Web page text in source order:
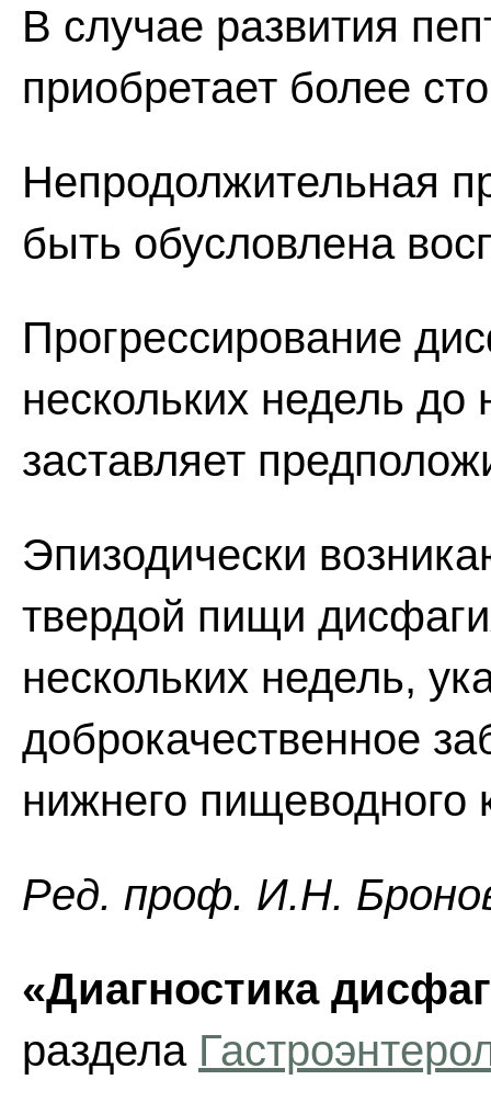
В случае развития
приобретает более
Непродолжительная
быть обусловлена
Прогрессирование
нескольких недель до
заставляет
Эпизодически
твердой пищи
нескольких недель,
доброкачественное
нижнего пищеводного
Ред. проф. И.Н.
«Диагностика
раздела